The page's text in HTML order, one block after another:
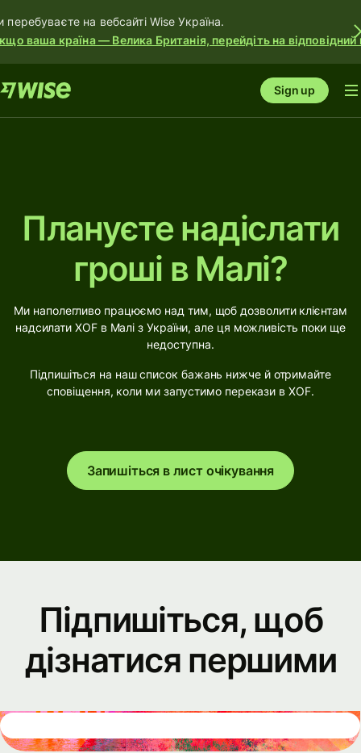
перебуваєте на вебсайті Wise Україна.
ваша країна — Велика Британія, перейдіть на відповідний
Sign up
Плануєте надіслати
гроші в Малі?
Ми наполегливо працюємо над тим, щоб дозволити клієнтам
надсилати XOF в Малі з України, але ця можливість поки ще
недоступна.
Підпишіться на наш список бажань нижче й отримайте
сповіщення, коли ми запустимо перекази в XOF.
Запишіться в лист очікування
Підпишіться, щоб
дізнатися першими